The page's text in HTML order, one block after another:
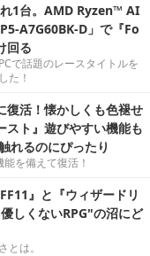
1台。AMD Ryzen™ AI
A7G60BK-D」で『Fo
回る
で話題のレースタイトルを
た！
復活！懐かしくも色褪せ
スト』遊びやすい機能も
れるのにぴったり
を備えて復活！
』と『ウィザードリ
しくないRPG"の沼にど
は。